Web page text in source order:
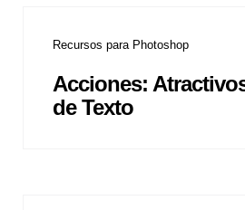
Recursos para Photoshop
Acciones:
de Texto